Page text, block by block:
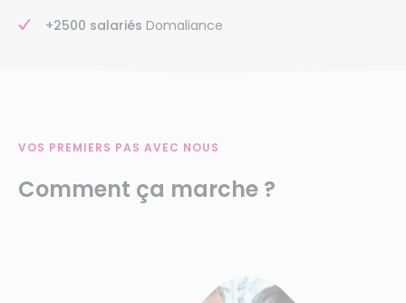
+2500 salariés Domaliance
VOS PREMIERS PAS AVEC NOUS
Comment ça marche ?